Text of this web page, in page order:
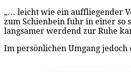
„… leicht wie ein auffliegender
zum Schienbein fuhr in einer so
langsamer werdend zur Ruhe
Im persönlichen Umgang